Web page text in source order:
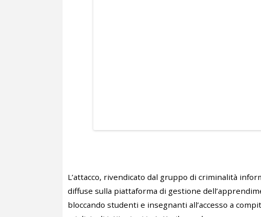
L’attacco, rivendicato dal gruppo di criminalità
diffuse sulla piattaforma di gestione
bloccando studenti e insegnanti all’accesso a